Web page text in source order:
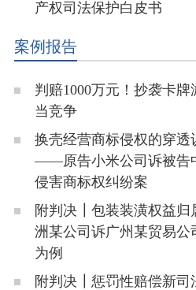
产权司法保护白皮书
案例报告
判赔1000万元！抄袭卡
当竞争
换壳经营商标侵权的穿透
——原告小米公司诉被告
侵害商标权纠纷案
附判决┃包装装潢权益
洲某公司诉广州某贸易公
为例
附判决┃惩罚性赔偿新司